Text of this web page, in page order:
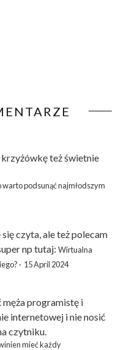
krzyżówkęteż świetnie
podsunąć najmłodszym
czyta, ale też polecam
np tutaj: Wirtualna
· 15 April 2024
męża programistę i
internetowej i nie nosić
czytniku.
mieć każdy